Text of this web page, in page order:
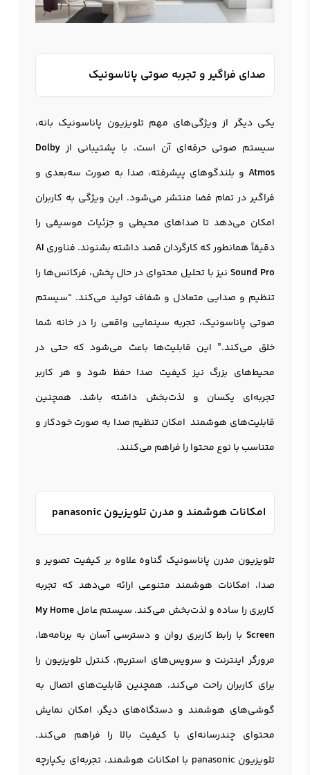
صدای فراگیر و تجربه صوتی پاناسونیک
یکی دیگر از ویژگی‌های مهم تلویزیون پاناسونیک بانه،
سیستم صوتی حرفه‌ای آن است. با پشتیبانی از Dolby
Atmos و بلندگوهای پیشرفته، صدا به صورت سه‌بعدی و
فراگیر در تمام فضا منتشر می‌شود. این ویژگی به کاربران
امکان می‌دهد تا صداهای محیطی و جزئیات موسیقی را
دقیقاً همانطور که کارگردان قصد داشته بشنوند. فناوری AI
Sound Proنیز با تحلیل محتوای در حال پخش، فرکانس‌ها را
تنظیم و صدایی متعادل و شفاف تولید می‌کند. “سیستم
صوتی پاناسونیک، تجربه سینمایی واقعی را در خانه شما
خلق می‌کند.” این قابلیت‌ها باعث می‌شود که حتی در
محیط‌های بزرگ نیز کیفیت صدا حفظ شود و هر کاربر
تجربه‌ای یکسان و لذت‌بخش داشته باشد. همچنین
قابلیت‌های هوشمند امکان تنظیم صدا به صورت خودکار و
متناسب با نوع محتوا را فراهم می‌کنند.
امکانات هوشمند و مدرن تلویزیون panasonic
تلویزیون مدرن پاناسونیک گناوه علاوه بر کیفیت تصویر و
صدا، امکانات هوشمند متنوعی ارائه می‌دهد که تجربه
کاربری را ساده و لذت‌بخش می‌کند. سیستم عامل My Home
Screen با رابط کاربری روان و دسترسی آسان به برنامه‌ها،
مرورگر اینترنت و سرویس‌های استریم، کنترل تلویزیون را
برای کاربران راحت می‌کند. همچنین قابلیت‌های اتصال به
گوشی‌های هوشمند و دستگاه‌های دیگر، امکان نمایش
محتوای چندرسانه‌ای با کیفیت بالا را فراهم می‌کند.
تلویزیون panasonic با امکانات هوشمند، تجربه‌ای یکپارچه